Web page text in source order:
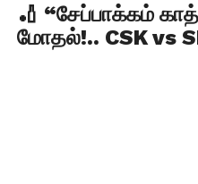
🏏 “சேப்பாக்கம்
மோதல்!.. CSK vs